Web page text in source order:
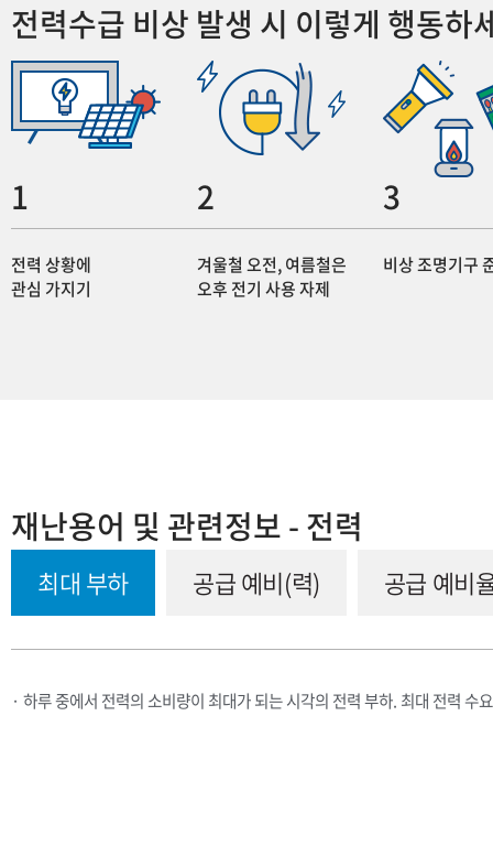
전력수급 비상 발생 시 이렇게 행동하
전력 상황에
관심 가지기
겨울철 오전, 여름철은
오후 전기 사용 자제
비상 조명기구
재난용어 및 관련정보 - 전력
최대 부하 공급 예비(력) 공급 예비
· 하루 중에서 전력의 소비량이 최대가 되는 시각의 전력 부하. 최대 전력 수